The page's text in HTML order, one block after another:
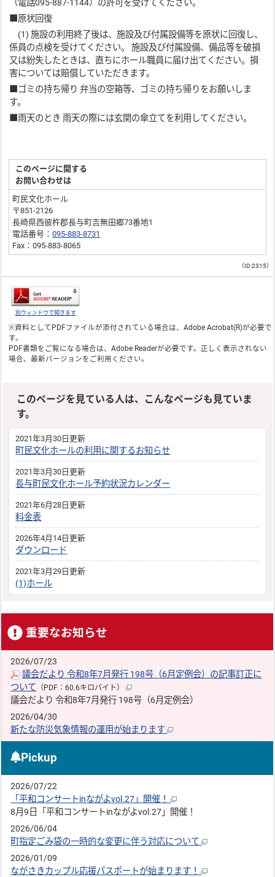
（電話095-887-1144）の許可を受けてください。
■原状回復
(1) 施設の利用終了後は、施設及び付属設備等を原状に回復し、
係員の点検を受けてください。 施設及び付属設備、備品等を破損
又は紛失したときは、直ちにホール職員に届け出てください。損
害については賠償していただきます。
■ゴミの持ち帰り 弁当の空箱等、ゴミの持ち帰りをお願いしま
す。
■雨天のとき 雨天の際には玄関の傘立てを利用してください。
このページに関する
お問い合わせは
町民文化ホール
〒851-2126
長崎県西彼杵郡長与町吉無田郷73番地1
電話番号：095-883-8731
Fax：095-883-8065
（ID:2315）
別ウィンドウで開きます
※資料としてPDFファイルが添付されている場合は、Adobe Acrobat(R)が必要で
す。
PDF書類をご覧になる場合は、Adobe Readerが必要です。正しく表示されない
場合、最新バージョンをご利用ください。
このページを見ている人は、こんなページも見ていま
す。
2021年3月30日更新
町民文化ホールの利用に関するお知らせ
2021年3月30日更新
長与町民文化ホール予約状況カレンダー
2021年6月28日更新
料金表
2026年4月14日更新
ダウンロード
2021年3月29日更新
(1)ホール
重要なお知らせ
2026/07/23
議会だより 令和8年7月発行 198号（6月定例会）の記事訂正に
ついて （PDF：60.6キロバイト）
議会だより 令和8年7月発行 198号（6月定例会）
2026/04/30
新たな防災気象情報の運用が始まります
Pickup
2026/07/22
「平和コンサートinながよvol.27」開催！
8月9日「平和コンサートinながよvol.27」開催！
2026/06/04
町指定ごみ袋の一時的な変更に伴う対応について
2026/01/09
ながさきカップル応援パスポートが始まります！